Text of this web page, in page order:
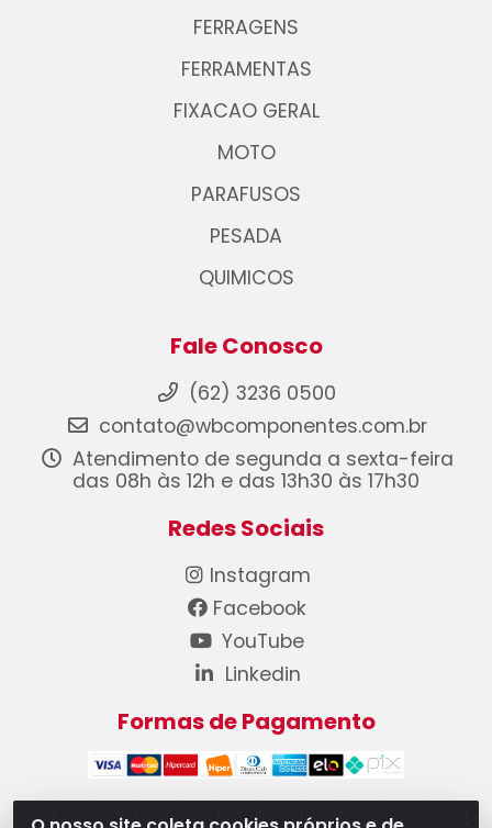
FERRAGENS
FERRAMENTAS
FIXACAO GERAL
MOTO
PARAFUSOS
PESADA
QUIMICOS
Fale Conosco
(62) 3236 0500
contato@wbcomponentes.com.br
Atendimento de segunda a sexta-feira
das 08h às 12h e das 13h30 às 17h30
Redes Sociais
Instagram
Facebook
YouTube
Linkedin
Formas de Pagamento